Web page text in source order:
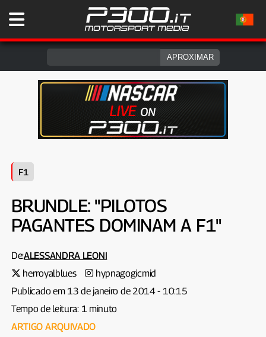
F1
BRUNDLE: "PILOTOS
PAGANTES DOMINAM A F1"
De:ALESSANDRA LEONI
herroyalblues
hypnagogicmid
Publicado em 13 de janeiro de 2014 - 10:15
Tempo de leitura: 1 minuto
ARTIGO ARQUIVADO